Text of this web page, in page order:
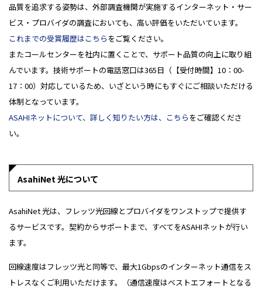
品質を追求する姿勢は、外部調査機関が実施するインターネット・サー
ビス・プロバイダの調査においても、高い評価をいただいています。
これまでの受賞履歴はこちらをご覧ください。
またコールセンターを社内に置くことで、サポート品質の向上に取り組
んでいます。技術サポートの電話窓口は365日（【受付時間】10：00-
17：00）対応しているため、いざという時にもすぐにご相談いただける
体制となっています。
ASAHIネットについて、詳しく知りたい方は、こちらをご確認くださ
い。
AsahiNet 光について
AsahiNet 光は、フレッツ光回線とプロバイダをワンストップで提供す
るサービスです。契約からサポートまで、すべてをASAHIネットが行い
ます。
回線速度はフレッツ光と同等で、最大1Gbpsのインターネット通信をス
トレスなくご利用いただけます。（通信速度はベストエフォートとなる